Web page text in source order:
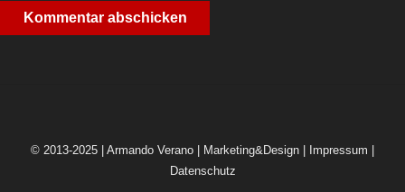
© 2013-2025 | Armando Verano | Marketing&Design | Impressum
Datenschutz